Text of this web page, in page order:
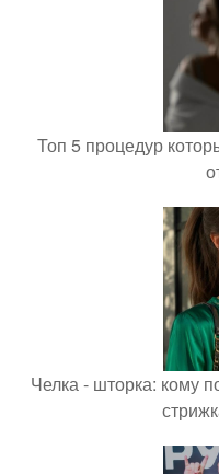
Топ 5 процедур
Челка - шторка: кому